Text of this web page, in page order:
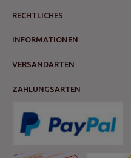
RECHTLICHES
INFORMATIONEN
VERSANDARTEN
ZAHLUNGSARTEN